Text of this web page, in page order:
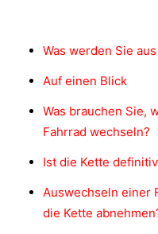
Was werden Sie
Auf einen Blick
Was brauchen Sie,
Fahrrad wechseln?
Ist die Kette
Auswechseln einer
die Kette